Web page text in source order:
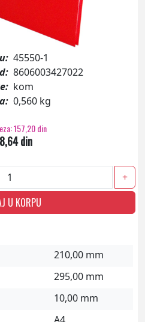
45550-1
8606003427022
kom
0,560 kg
157,20 din
din
+
U KORPU
210,00 mm
295,00 mm
10,00 mm